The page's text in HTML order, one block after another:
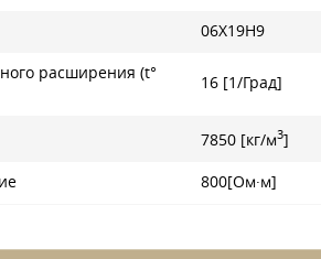
06Х19Н9
расширения (t°
16 [1/Град]
7850 [кг/м3]
800[Ом·м]